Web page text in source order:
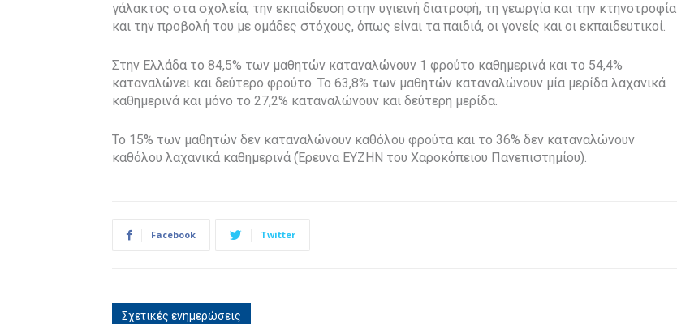
γάλακτος στα σχολεία, την εκπαίδευση στην υγιεινή διατροφή, τη γεωργία και την κτηνοτροφία
και την προβολή του με ομάδες στόχους, όπως είναι τα παιδιά, οι γονείς και οι εκπαιδευτικοί.
Στην Ελλάδα το 84,5% των μαθητών καταναλώνουν 1 φρούτο καθημερινά και το 54,4%
καταναλώνει και δεύτερο φρούτο. Το 63,8% των μαθητών καταναλώνουν μία μερίδα λαχανικά
καθημερινά και μόνο το 27,2% καταναλώνουν και δεύτερη μερίδα.
Το 15% των μαθητών δεν καταναλώνουν καθόλου φρούτα και το 36% δεν καταναλώνουν
καθόλου λαχανικά καθημερινά (Έρευνα ΕΥΖΗΝ του Χαροκόπειου Πανεπιστημίου).
Facebook Twitter
Σχετικές ενημερώσεις